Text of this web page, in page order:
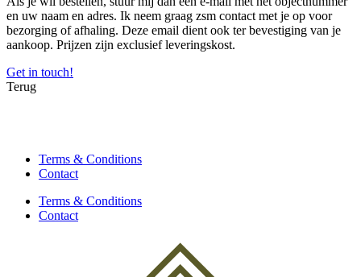
en uw naam en adres. Ik neem graag zsm contact met je op voor
bezorging of afhaling. Deze email dient ook ter bevestiging van je
aankoop. Prijzen zijn exclusief leveringskost.
Get in touch!
Terug
Terms & Conditions
Contact
Terms & Conditions
Contact